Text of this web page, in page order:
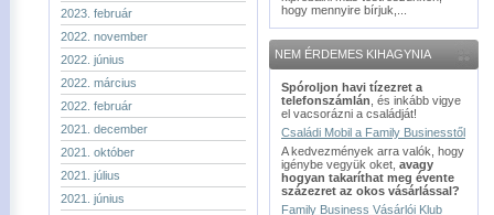
2023. február
2022. november
2022. június
2022. március
2022. február
2021. december
2021. október
2021. július
2021. június
hogy mennyire bírjuk,...
NEM ÉRDEMES KIHAGYNIA
Spóroljon havi tízezret a
telefonszámlán , és inkább vigye
el vacsorázni a családját!
Családi Mobil a Family Businesstől
A kedvezmények arra valók, hogy
igénybe vegyük oket, avagy
hogyan takaríthat meg évente
százezret az okos vásárlással?
Family Business Vásárlói Klub